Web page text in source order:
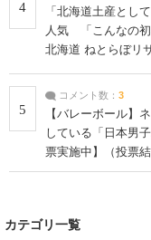
4
「北海道土産とし
人気 「こんなの初
北海道 ねとらぼリ
5
コメント数： 3
【バレーボール】
している「日本男
票実施中】（投票
カテゴリ一覧